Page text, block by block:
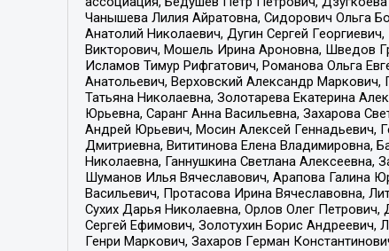
Чанышева Лилия Айратовна, Сидорович Ольга
Анатолий Николаевич, Дугин Сергей
Викторович, Мошель Ирина Ароновна, Шведов
Исламов Тимур Рифгатович, Романова Ольга
Анатольевич, Верховский Александр
Татьяна Николаевна, Золотарева Екатерина
Юрьевна, Саранг Анна Васильевна, Захарова
Андрей Юрьевич, Мосин Алексей Геннадьевич,
Дмитриевна, Вититинова Елена Владимировна,
Николаевна, Ганнушкина Светлана
Шуманов Илья Вячеславович, Арапова Галина
Васильевич, Протасова Ирина Вячеславовна,
Сухих Дарья Николаевна, Орлов Олег
Сергей Ефимович, Золотухин Борис
Генри Маркович, Захаров Герман